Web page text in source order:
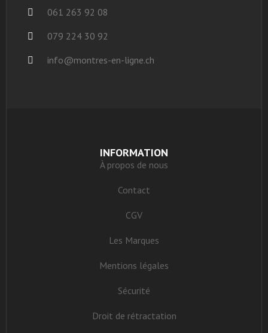
061 263 92 08
079 224 30 92
info@montres-en-ligne.ch
INFORMATION
À propos de nous
Contact
CGV
Les Marques
Mentions légales
Sécurité
Droit de rétractation